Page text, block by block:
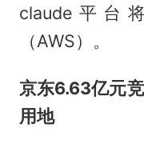
claude平台
（AWS）。
京东6.63亿元
用地